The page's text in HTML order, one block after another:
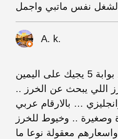
نفس ماتبي واجمل
A. k.
المحل وانت طالع من بوابة 5 يجيك على اليمين
اللي يبحث عن الخرز ..
… بالارقام عربي
وصغيرة .. وخيوط للخرز